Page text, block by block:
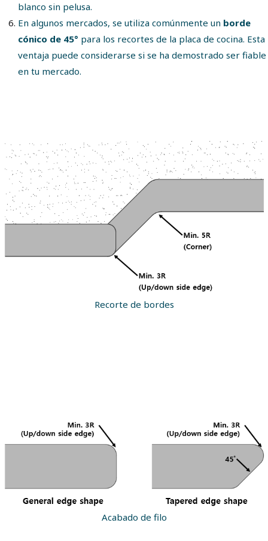
blanco sin pelusa.
En algunos mercados, se utiliza comúnmente un borde
cónico de 45° para los recortes de la placa de cocina. Esta
ventaja puede considerarse si se ha demostrado ser fiable
en tu mercado.
Recorte de bordes
Acabado de filo